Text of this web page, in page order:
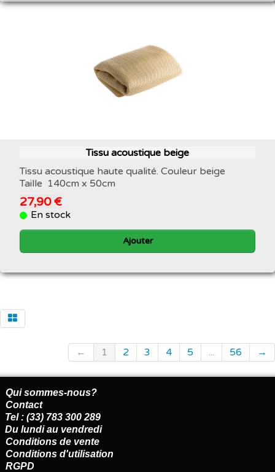
Tissu acoustique beige
Tissu acoustique haute qualité. Couleur beige
Taille 140cm x 50cm
27,90 €
En stock
Ajouter
← 1 2 3 4 5 ... 56 →
Qui sommes-nous?
Contact
Tel : (33) 783 300 289
Du lundi au vendredi
Conditions de vente
Conditions d'utilisation
RGPD